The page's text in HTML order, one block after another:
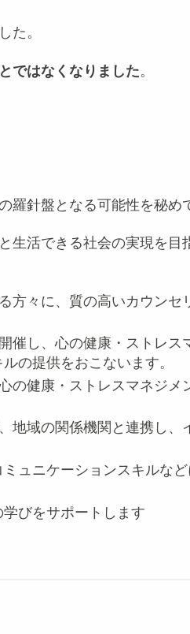
た。
ではなくなりました。
針盤となる可能性を秘め
生活できる社会の実現を目
方々に、質の高いカウンセ
催し、心の健康・ストレス
の提供をおこないます。
の健康・ストレスマネジメ
地域の関係機関と連携し、
ュニケーションスキルな
びをサポートします